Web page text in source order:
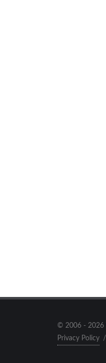
© 2006 - 2026
Privacy Policy /